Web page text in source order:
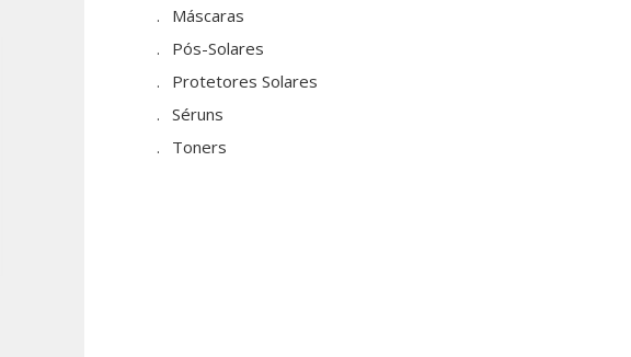
Máscaras
Pós-Solares
Protetores Solares
Séruns
Toners